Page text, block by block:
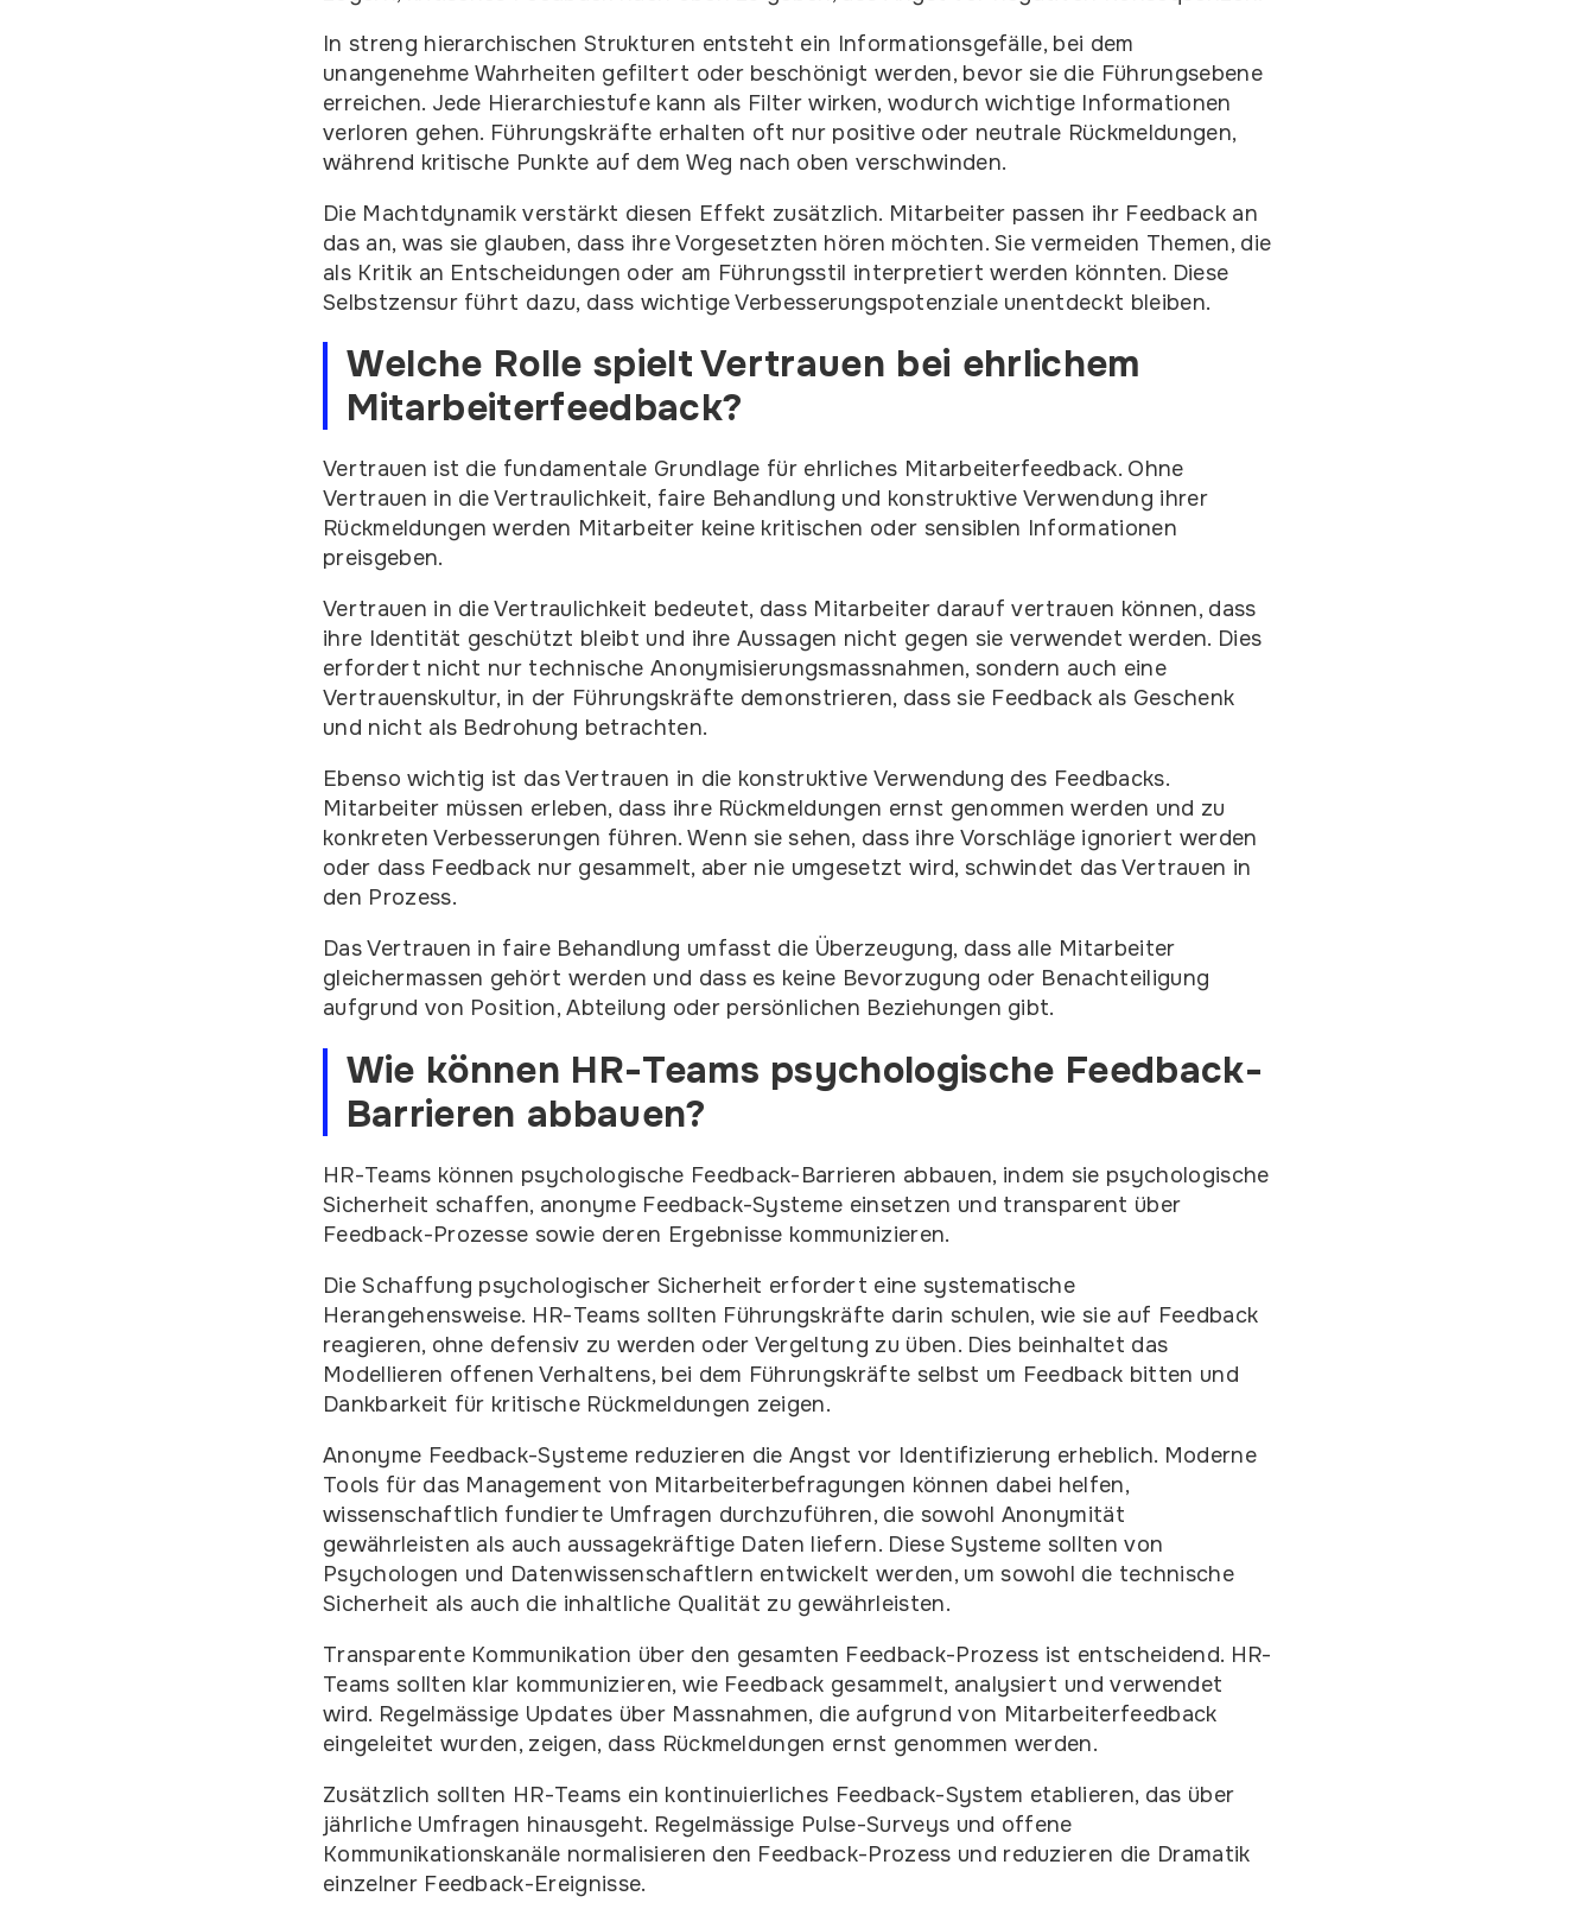
In streng hierarchischen Strukturen entsteht ein Informationsgefälle, bei dem
unangenehme Wahrheiten gefiltert oder beschönigt werden, bevor sie die Führungsebene
erreichen. Jede Hierarchiestufe kann als Filter wirken, wodurch wichtige Informationen
verloren gehen. Führungskräfte erhalten oft nur positive oder neutrale Rückmeldungen,
während kritische Punkte auf dem Weg nach oben verschwinden.
Die Machtdynamik verstärkt diesen Effekt zusätzlich. Mitarbeiter passen ihr Feedback an
das an, was sie glauben, dass ihre Vorgesetzten hören möchten. Sie vermeiden Themen, die
als Kritik an Entscheidungen oder am Führungsstil interpretiert werden könnten. Diese
Selbstzensur führt dazu, dass wichtige Verbesserungspotenziale unentdeckt bleiben.
Welche Rolle spielt Vertrauen bei ehrlichem
Mitarbeiterfeedback?
Vertrauen ist die fundamentale Grundlage für ehrliches Mitarbeiterfeedback. Ohne
Vertrauen in die Vertraulichkeit, faire Behandlung und konstruktive Verwendung ihrer
Rückmeldungen werden Mitarbeiter keine kritischen oder sensiblen Informationen
preisgeben.
Vertrauen in die Vertraulichkeit bedeutet, dass Mitarbeiter darauf vertrauen können, dass
ihre Identität geschützt bleibt und ihre Aussagen nicht gegen sie verwendet werden. Dies
erfordert nicht nur technische Anonymisierungsmassnahmen, sondern auch eine
Vertrauenskultur, in der Führungskräfte demonstrieren, dass sie Feedback als Geschenk
und nicht als Bedrohung betrachten.
Ebenso wichtig ist das Vertrauen in die konstruktive Verwendung des Feedbacks.
Mitarbeiter müssen erleben, dass ihre Rückmeldungen ernst genommen werden und zu
konkreten Verbesserungen führen. Wenn sie sehen, dass ihre Vorschläge ignoriert werden
oder dass Feedback nur gesammelt, aber nie umgesetzt wird, schwindet das Vertrauen in
den Prozess.
Das Vertrauen in faire Behandlung umfasst die Überzeugung, dass alle Mitarbeiter
gleichermassen gehört werden und dass es keine Bevorzugung oder Benachteiligung
aufgrund von Position, Abteilung oder persönlichen Beziehungen gibt.
Wie können HR-Teams psychologische Feedback-
Barrieren abbauen?
HR-Teams können psychologische Feedback-Barrieren abbauen, indem sie psychologische
Sicherheit schaffen, anonyme Feedback-Systeme einsetzen und transparent über
Feedback-Prozesse sowie deren Ergebnisse kommunizieren.
Die Schaffung psychologischer Sicherheit erfordert eine systematische
Herangehensweise. HR-Teams sollten Führungskräfte darin schulen, wie sie auf Feedback
reagieren, ohne defensiv zu werden oder Vergeltung zu üben. Dies beinhaltet das
Modellieren offenen Verhaltens, bei dem Führungskräfte selbst um Feedback bitten und
Dankbarkeit für kritische Rückmeldungen zeigen.
Anonyme Feedback-Systeme reduzieren die Angst vor Identifizierung erheblich. Moderne
Tools für das Management von Mitarbeiterbefragungen können dabei helfen,
wissenschaftlich fundierte Umfragen durchzuführen, die sowohl Anonymität
gewährleisten als auch aussagekräftige Daten liefern. Diese Systeme sollten von
Psychologen und Datenwissenschaftlern entwickelt werden, um sowohl die technische
Sicherheit als auch die inhaltliche Qualität zu gewährleisten.
Transparente Kommunikation über den gesamten Feedback-Prozess ist entscheidend. HR-
Teams sollten klar kommunizieren, wie Feedback gesammelt, analysiert und verwendet
wird. Regelmässige Updates über Massnahmen, die aufgrund von Mitarbeiterfeedback
eingeleitet wurden, zeigen, dass Rückmeldungen ernst genommen werden.
Zusätzlich sollten HR-Teams ein kontinuierliches Feedback-System etablieren, das über
jährliche Umfragen hinausgeht. Regelmässige Pulse-Surveys und offene
Kommunikationskanäle normalisieren den Feedback-Prozess und reduzieren die Dramatik
einzelner Feedback-Ereignisse.